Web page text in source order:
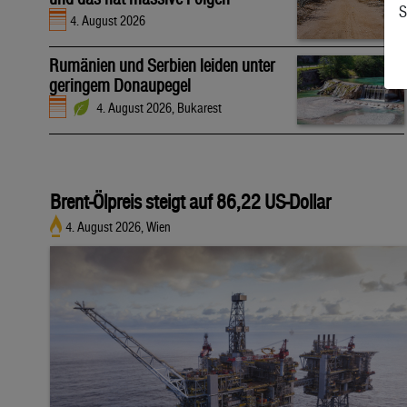
4. August 2026
Rumänien und Serbien leiden unter
geringem Donaupegel
4. August 2026, Bukarest
Brent-Ölpreis steigt auf 86,22 US-Dollar
4. August 2026, Wien